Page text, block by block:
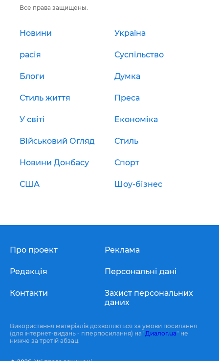
Все права защищены.
Новини Україна
расія Суспільство
Блоги Думка
Стиль життя Преса
У світі Економіка
Військовий Огляд Стиль
Новини Донбасу Спорт
США Шоу-бізнес
Про проект
Редакція
Контакти
Реклама
Персональні дані
Захист персональних
даних
Використання матеріалів дозволяється за умови посилання
(для інтернет-видань - гіперпосилання) на "Диалог.ua" не
нижче за третій абзац.